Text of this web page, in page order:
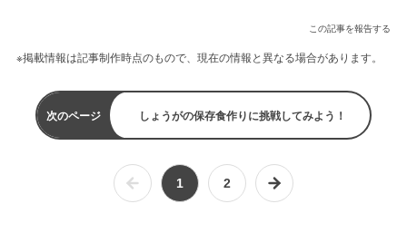
この記事を報告する
※掲載情報は記事制作時点のもので、現在の情報と異なる場合があります。
次のページ しょうがの保存食作りに挑戦してみよう！
1 2